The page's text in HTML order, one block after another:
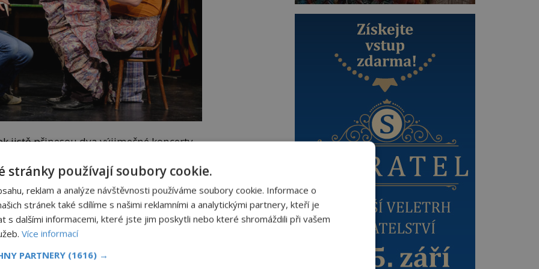
jistě přinesou dva výjimečné koncerty
Plachetka, Ondřej Havelka a orchestr
slavné písně Jaroslava Ježka,
léto vznikly Velké muzikálové večery
Hamleta po Biograf láska“, na nichž
divadla předvede největší hity
roce 2024 slaví 25. narozeniny, a tyto
oslav.
stránky používají soubory cookie.
reklam a analýze návštěvnosti používáme soubory cookie. Informace o
stránek také sdílíme s našimi reklamními a analytickými partnery, kteří je
s dalšími informacemi, které jste jim poskytli nebo které shromáždili při vašem
Více informací
PARTNERY (1616) →